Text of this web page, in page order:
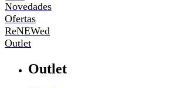
Novedades
Ofertas
ReNEWed
Outlet
Outlet